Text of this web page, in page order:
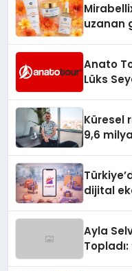
uzanan
Anato
Lüks
Küresel
9,6
dijital
Ayla
Topladı: